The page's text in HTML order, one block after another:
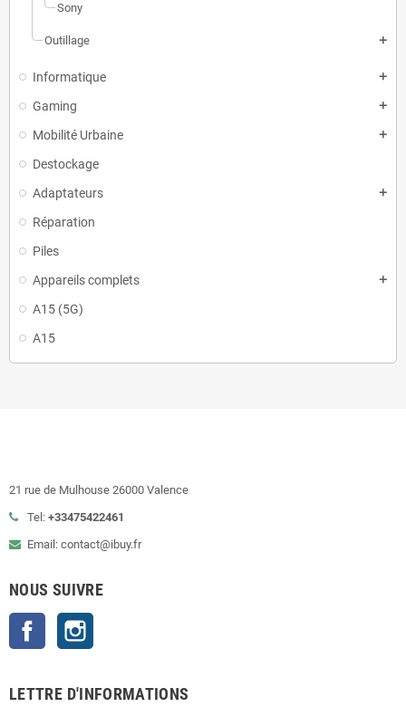
Sony
Outillage add
Informatique add
Gaming add
Mobilité Urbaine add
Destockage
Adaptateurs
add
Réparation
Piles
Appareils complets
add
A15 (5G)
A15
21 rue de Mulhouse 26000 Valence
Tel: +33475422461
Email: contact@ibuy.fr
NOUS SUIVRE
Facebook
LETTRE D'INFORMATIONS